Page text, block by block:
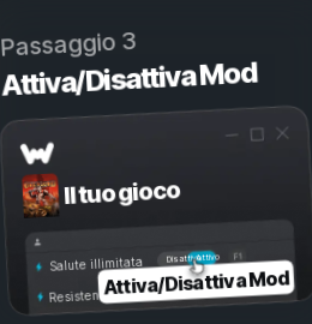
Passaggio 3
Attiva/Disattiva Mod
Il tuo gioco
Attivo
Disattivo
Salute illimitata
Resistenza illimitata
Attiva/Disattiva Mod